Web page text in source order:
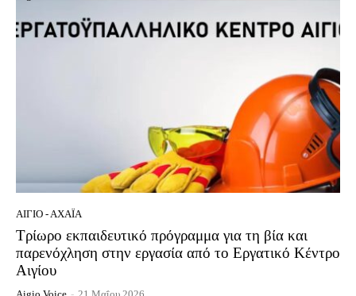
ΑΊΓΙΟ - ΑΧΑΪ́Α
Τρίωρο εκπαιδευτικό πρόγραμμα για τη βία και
παρενόχληση στην εργασία από το Εργατικό Κέντρο
Αιγίου